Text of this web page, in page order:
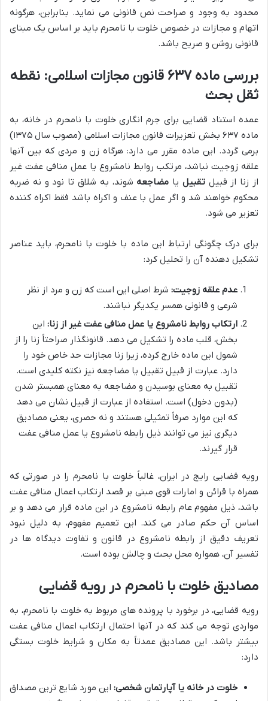
محدود به وجود و صراحت نص قانونی می نماید. بنابراین، هرگونه
اتهام و مجازات در خصوص خلوت با نامحرم باید بر اساس یک مبنای
قانونی روشن و صریح باشد.
بررسی ماده ۶۳۷ قانون مجازات اسلامی: نقطه
ثقل بحث
عمده استناد قضایی برای جرم انگاری خلوت با نامحرم در خانه، به
ماده ۶۳۷ بخش تعزیرات قانون مجازات اسلامی (مصوب سال ۱۳۷۵)
برمی گردد. این ماده مقرر می دارد: هرگاه زن و مردی که بین آنها
علقه زوجیت نباشد، مرتکب روابط نامشروع یا عمل منافی عفت غیر
از زنا از قبیلتقبیل یا مضاجعه شوند، به شلاق تا نود و نه ضربه
محکوم خواهند شد و اگر عمل با عنف و اکراه باشد فقط اکراه کننده
تعزیر می شود.
برای درک چگونگی ارتباط این ماده با خلوت با نامحرم، باید عناصر
تشکیل دهنده آن را تحلیل کرد:
عدم علقه زوجیت: شرط اصلی این است که زن و مرد از نظر
شرعی و قانونی همسر یکدیگر نباشند.
ارتکاب روابط نامشروع یا عمل منافی عفت غیر از زنا: این
بخش، قلب ماده را تشکیل می دهد. قانونگذار صراحتاً زنا را از
شمول این ماده خارج کرده، زیرا زنا مجازات حد خاص خود را
دارد. عبارت از قبیل تقبیل یا مضاجعه نیز نکته کلیدی است.
تقبیل به معنای بوسیدن و مضاجعه به معنای همبستر شدن
(بدون دخول) است. استفاده از عبارت از قبیل نشان می دهد
که این موارد صرفاً تمثیلی هستند و نه حصری، یعنی مصادیق
دیگری نیز می توانند ذیل رابطه نامشروع یا عمل منافی عفت
قرار گیرند.
رویه قضایی رایج در ایران، غالباً خلوت با نامحرم را در صورتی که
همراه با قرائن و امارات قوی مبنی بر قصد ارتکاب اعمال منافی عفت
باشد، ذیل مفهوم عام رابطه نامشروع در این ماده قرار می دهد و بر
اساس آن حکم صادر می کند. این تعمیم مفهوم، به دلیل نبود
تعریف دقیق از رابطه نامشروع در قانون و تفاوت دیدگاه ها در
تفسیر آن، همواره محل بحث و چالش بوده است.
مصادیق خلوت با نامحرم در رویه قضایی
رویه قضایی، در برخورد با پرونده های مربوط به خلوت با نامحرم، به
مواردی توجه می کند که در آنها احتمال ارتکاب اعمال منافی عفت
بیشتر باشد. این مصادیق عمدتاً به مکان و شرایط خلوت بستگی
دارد:
خلوت در خانه یا آپارتمان شخصی: این مورد شایع ترین مصداق